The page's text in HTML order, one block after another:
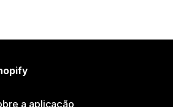
a aplicação